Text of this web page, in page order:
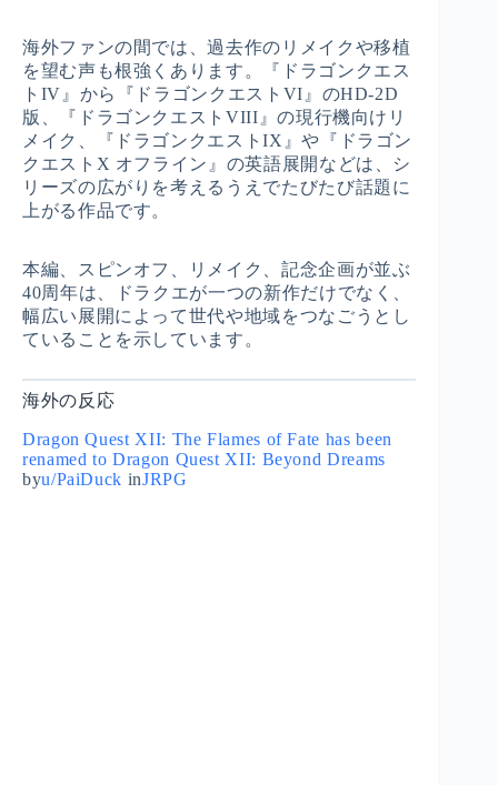
海外ファンの間では、過去作のリメイクや移植
を望む声も根強くあります。『ドラゴンクエス
トIV』から『ドラゴンクエストVI』のHD-2D
版、『ドラゴンクエストVIII』の現行機向けリ
メイク、『ドラゴンクエストIX』や『ドラゴン
クエストX オフライン』の英語展開などは、シ
リーズの広がりを考えるうえでたびたび話題に
上がる作品です。
本編、スピンオフ、リメイク、記念企画が並ぶ
40周年は、ドラクエが一つの新作だけでなく、
幅広い展開によって世代や地域をつなごうとし
ていることを示しています。
海外の反応
Dragon Quest XII: The Flames of Fate has been
renamed to Dragon Quest XII: Beyond Dreams
byu/PaiDuck inJRPG